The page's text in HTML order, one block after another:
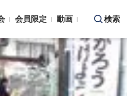
会員限定 動画 検索